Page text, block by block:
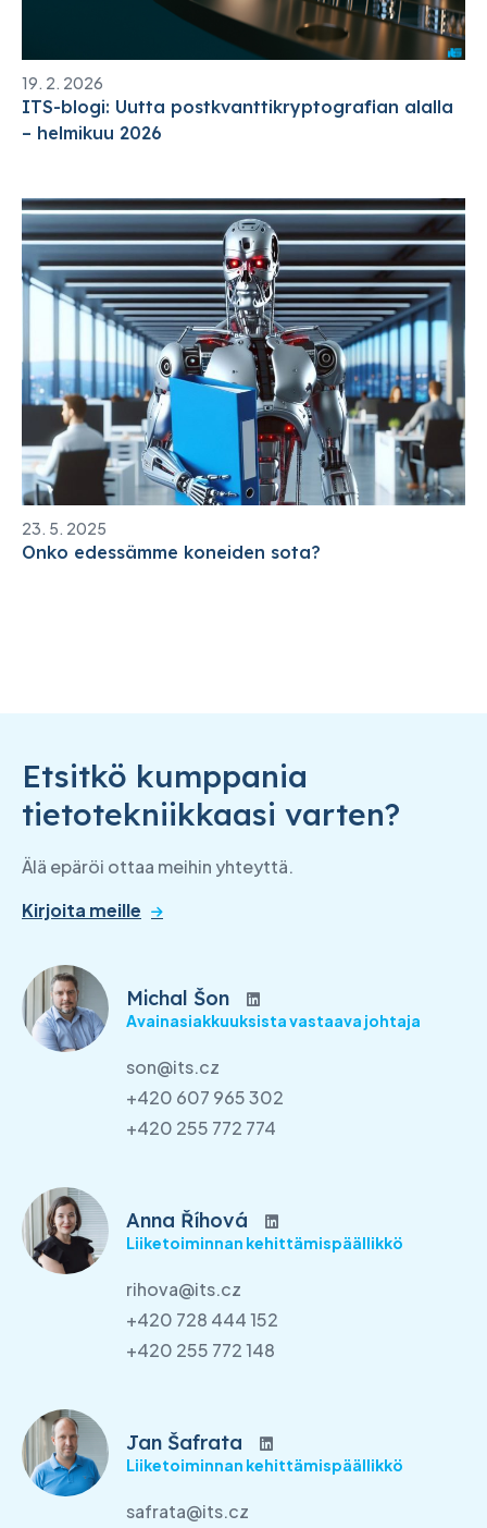
19. 2. 2026
ITS-blogi: Uutta postkvanttikryptografian alalla
– helmikuu 2026
23. 5. 2025
Onko edessämme koneiden sota?
Etsitkö kumppania
tietotekniikkaasi varten?
Älä epäröi ottaa meihin yhteyttä.
Kirjoita meille
Michal Šon
Avainasiakkuuksista vastaava johtaja
son@its.cz
+420 607 965 302
+420 255 772 774
Anna Říhová
Liiketoiminnan kehittämispäällikkö
rihova@its.cz
+420 728 444 152
+420 255 772 148
Jan Šafrata
Liiketoiminnan kehittämispäällikkö
safrata@its.cz